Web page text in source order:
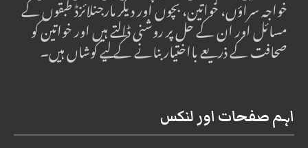
خواجہ سراؤں، خواتین، بچوں اور دیگر مارجنلائزڈ طبقوں کے
مسائل اور ان کے حل پر روشنی ڈالتے ہیں اور خواتین کو
صحافت کے ذریعے بااختیار بنانے کے لیے کوشاں ہیں۔
اہم صفحات اور لنکس